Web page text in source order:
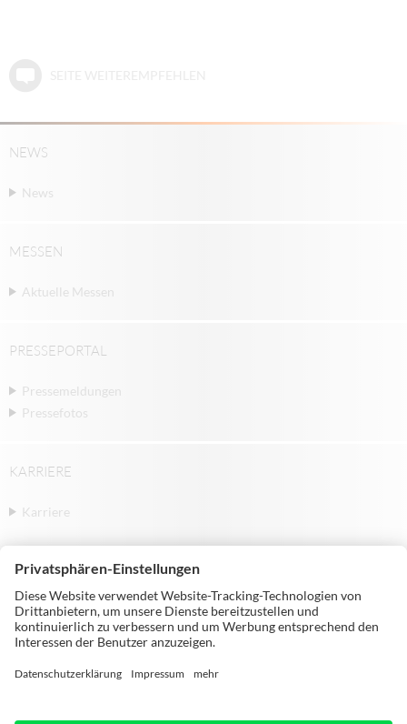
NEWS
News
MESSEN
Aktuelle Messen
PRESSEPORTAL
Pressemeldungen
Pressefotos
KARRIERE
Karriere